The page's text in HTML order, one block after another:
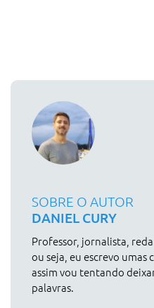
SOBRE O AUTOR
DANIEL CURY
Professor, jornalista,
ou seja, eu escrevo umas
assim vou tentando
palavras.